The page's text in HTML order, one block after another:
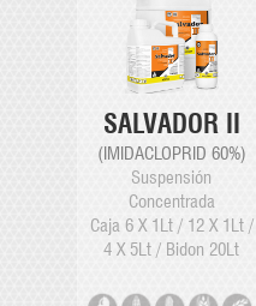
SALVADOR II
(IMIDACLOPRID 60%)
Suspensión
Concentrada
Caja 6 X 1Lt / 12 X 1Lt /
4 X 5Lt / Bidon 20Lt